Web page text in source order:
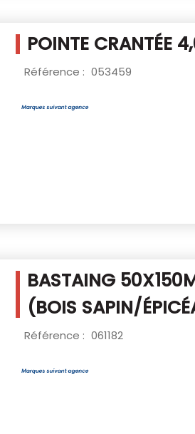
POINTE CRANTÉE
Référence : 053459
BASTAING
(BOIS SAPIN/
Référence : 061182